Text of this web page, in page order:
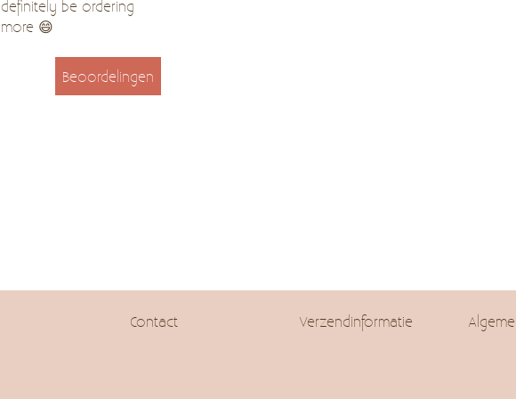
definitely be ordering
more 😄
Beoordelingen
Contact Verzendinformatie